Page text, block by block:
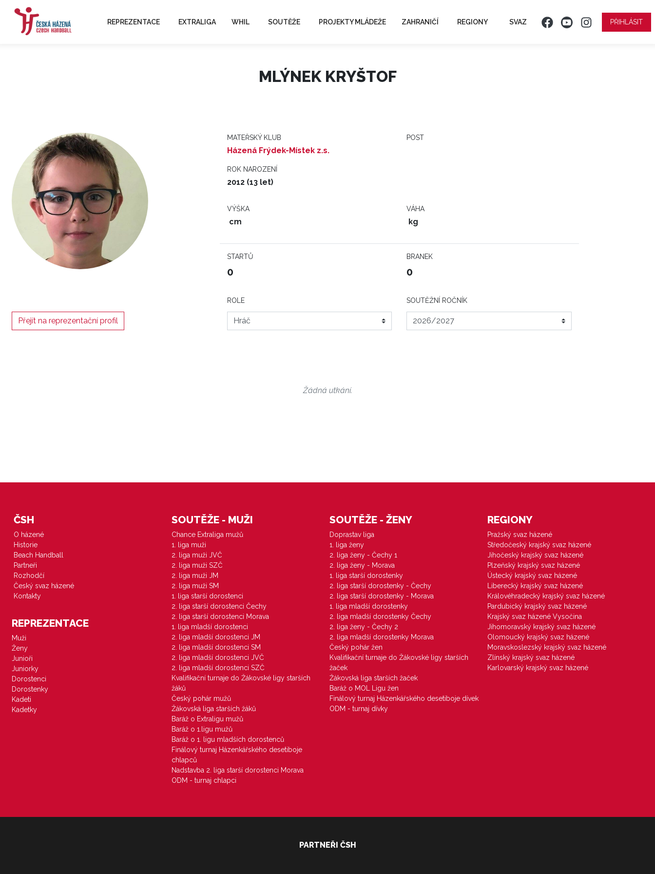
REPREZENTACE EXTRALIGA WHIL SOUTĚŽE PROJEKTY MLÁDEŽE ZAHRANIČÍ REGIONY SVAZ PŘIHLÁSIT
MLÝNEK KRYŠTOF
MATEŘSKÝ KLUB
Házená Frýdek-Místek z.s.
POST
ROK NAROZENÍ
2012 (13 let)
VÝŠKA
cm
VÁHA
kg
STARTŮ
0
BRANEK
0
Přejít na reprezentační profil
ROLE SOUTĚŽNÍ ROČNÍK
Žádná utkání.
ČSH
O házené
Historie
Beach Handball
Partneři
Rozhodčí
Český svaz házené
Kontakty
REPREZENTACE
Muži
Ženy
Junioři
Juniorky
Dorostenci
Dorostenky
Kadeti
Kadetky
SOUTĚŽE - MUŽI
Chance Extraliga mužů
1. liga muži
2. liga muži JVČ
2. liga muži SZČ
2. liga muži JM
2. liga muži SM
1. liga starší dorostenci
2. liga starší dorostenci Čechy
2. liga starší dorostenci Morava
1. liga mladší dorostenci
2. liga mladší dorostenci JM
2. liga mladší dorostenci SM
2. liga mladší dorostenci JVČ
2. liga mladší dorostenci SZČ
Kvalifikační turnaje do Žákovské ligy starších
žáků
Český pohár mužů
Žákovská liga starších žáků
Baráž o Extraligu mužů
Baráž o 1.ligu mužů
Baráž o 1. ligu mladších dorostenců
Finálový turnaj Házenkářského desetiboje
chlapců
Nadstavba 2. liga starší dorostenci Morava
ODM - turnaj chlapci
SOUTĚŽE - ŽENY
Doprastav liga
1. liga ženy
2. liga ženy - Čechy 1
2. liga ženy - Morava
1. liga starší dorostenky
2. liga starší dorostenky - Čechy
2. liga starší dorostenky - Morava
1. liga mladší dorostenky
2. liga mladší dorostenky Čechy
2. liga ženy - Čechy 2
2. liga mladší dorostenky Morava
Český pohár žen
Kvalifikační turnaje do Žákovské ligy starších
žaček
Žákovská liga starších žaček
Baráž o MOL Ligu žen
Finálový turnaj Házenkářského desetiboje dívek
ODM - turnaj dívky
REGIONY
Pražský svaz házené
Středočeský krajský svaz házené
Jihočeský krajský svaz házené
Plzeňský krajský svaz házené
Ústecký krajský svaz házené
Liberecký krajský svaz házené
Královéhradecký krajský svaz házené
Pardubický krajský svaz házené
Krajský svaz házené Vysočina
Jihomoravský krajský svaz házené
Olomoucký krajský svaz házené
Moravskoslezský krajský svaz házené
Zlínský krajský svaz házené
Karlovarský krajský svaz házené
PARTNEŘI ČSH